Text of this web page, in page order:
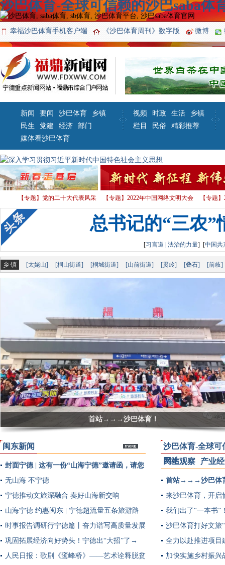
沙巴体育-全球可信赖的沙巴saba体
幸福沙巴体育手机客户端 《沙巴体育周刊》数字版 微博
新闻 要闻 沙巴体育
乡镇
民生
党建 经济
部门
媒体看沙巴体育
视频 时政 生活
乡镇
栏目
民俗 精彩推荐
【专题】党的二十大代表风采 【专题】2022年中国网络文明大会 【专题
习
总
总书记的“三农
[习言道 | 法治的力量] [中国共
乡 镇 [太姥山] [桐山街道] [桐城街道] [山前街道] [贯岭] [叠石] [前岐]
文明健康绿色环保丨 助力创城，这场“绿色”活动
闽东新闻
多
封面宁德 | 这有一份“山海宁德”邀请函，请您
查收
无山海 不宁德
宁德推动文旅深融合 奏好山海新交响
山海宁德 约惠闽东 | 宁德超流量五条旅游路
线提前曝光~
时事报告调研行宁德篇丨奋力谱写高质量发展
新篇章
巩固拓展经济向好势头！宁德出“大招”了→
人民日报：歌剧《鸾峰桥》——艺术诠释脱贫
沙巴体育-全球可
网站
民生观察 产业
首站→→→沙巴体
来沙巴体育，开启
我们出了“一本书”
沙巴体育打好文旅
全力以赴推进项目
加快实施乡村振兴